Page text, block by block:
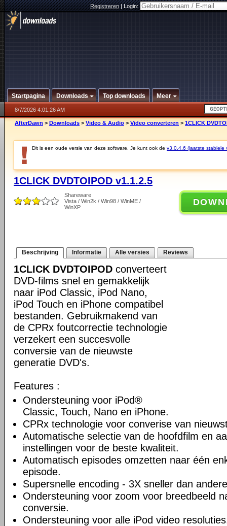
Registreren|Login:
Startpagina Downloads Top downloads Meer
8/7/2026 4:01:26 AM
AfterDawn > Downloads > Video & Audio > Video converteren > 1CLICK
Dit is een oude versie van deze software. Je kunt ook de v3.0.4.6 (laatste stabiele
1CLICK DVDTOIPOD v1.1.2.5
Shareware
Vista / Win2k / Win98 / WinME /
WinXP
Beschrijving Informatie Alle versies Reviews
1CLICK DVDTOIPOD converteert
DVD-films snel en gemakkelijk
naar iPod Classic, iPod Nano,
iPod Touch en iPhone compatibel
bestanden. Gebruikmakend van
de CPRx foutcorrectie technologie
verzekert een succesvolle
conversie van de nieuwste
generatie DVD's.
Features :
Ondersteuning voor iPod®
Classic, Touch, Nano en iPhone.
CPRx technologie voor converise van
Automatische selectie van de hoofdfilm en
instellingen voor de beste kwaliteit.
Automatisch episodes omzetten naar één
episode.
Supersnelle encoding - 3X sneller dan
Ondersteuning voor zoom voor breedbeeld
conversie.
Ondersteuning voor alle iPod video